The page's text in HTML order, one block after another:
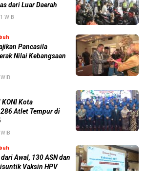
dari Luar Daerah
WIB
Pancasila
Nilai Kebangsaan
Kota
Atlet Tempur di
Awal, 130 ASN dan
Vaksin HPV